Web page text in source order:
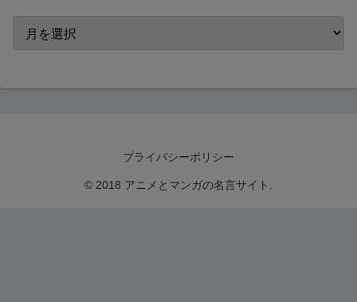
プライバシーポリシー
© 2018 アニメとマンガの名言サイト.